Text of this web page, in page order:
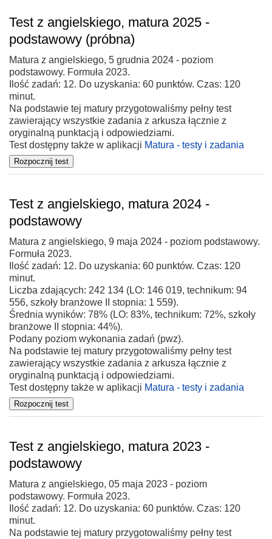
Test z angielskiego, matura 2025 -
podstawowy (próbna)
Matura z angielskiego, 5 grudnia 2024 - poziom
podstawowy. Formuła 2023.
Ilość zadań: 12. Do uzyskania: 60 punktów. Czas: 120
minut.
Na podstawie tej matury przygotowaliśmy pełny test
zawierający wszystkie zadania z arkusza łącznie z
oryginalną punktacją i odpowiedziami.
Test dostępny także w aplikacji Matura - testy i zadania
Test z angielskiego, matura 2024 -
podstawowy
Matura z angielskiego, 9 maja 2024 - poziom podstawowy.
Formuła 2023.
Ilość zadań: 12. Do uzyskania: 60 punktów. Czas: 120
minut.
Liczba zdających: 242 134 (LO: 146 019, technikum: 94
556, szkoły branżowe II stopnia: 1 559).
Średnia wyników: 78% (LO: 83%, technikum: 72%, szkoły
branżowe II stopnia: 44%).
Podany poziom wykonania zadań (pwz).
Na podstawie tej matury przygotowaliśmy pełny test
zawierający wszystkie zadania z arkusza łącznie z
oryginalną punktacją i odpowiedziami.
Test dostępny także w aplikacji Matura - testy i zadania
Test z angielskiego, matura 2023 -
podstawowy
Matura z angielskiego, 05 maja 2023 - poziom
podstawowy. Formuła 2023.
Ilość zadań: 12. Do uzyskania: 60 punktów. Czas: 120
minut.
Na podstawie tej matury przygotowaliśmy pełny test